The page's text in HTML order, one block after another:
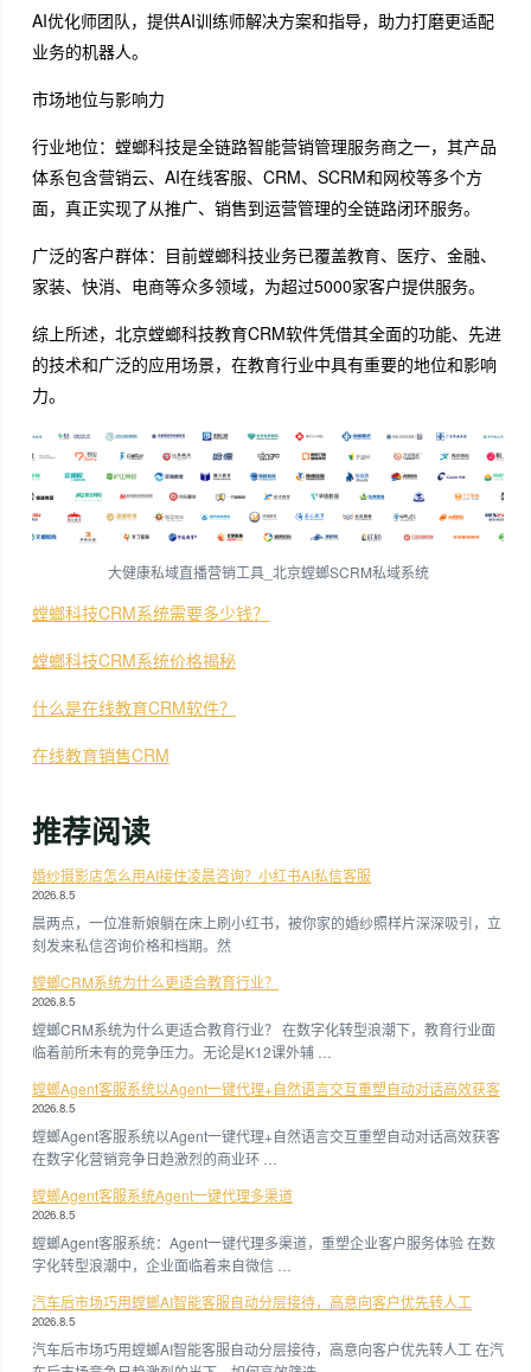
AI优化师团队，提供AI训练师解决方案和指导，助力打磨更适配
业务的机器人。
市场地位与影响力
行业地位：螳螂科技是全链路智能营销管理服务商之一，其产品
体系包含营销云、AI在线客服、CRM、SCRM和网校等多个方
面，真正实现了从推广、销售到运营管理的全链路闭环服务。
广泛的客户群体：目前螳螂科技业务已覆盖教育、医疗、金融、
家装、快消、电商等众多领域，为超过5000家客户提供服务。
综上所述，北京螳螂科技教育CRM软件凭借其全面的功能、先进
的技术和广泛的应用场景，在教育行业中具有重要的地位和影响
力。
大健康私域直播营销工具_北京螳螂SCRM私域系统
螳螂科技CRM系统需要多少钱？
螳螂科技CRM系统价格揭秘
什么是在线教育CRM软件？
在线教育销售CRM
推荐阅读
婚纱摄影店怎么用AI接住凌晨咨询？小红书AI私信客服
2026.8.5
晨两点，一位准新娘躺在床上刷小红书，被你家的婚纱照样片深深吸引，立
刻发来私信咨询价格和档期。然
螳螂CRM系统为什么更适合教育行业？
2026.8.5
螳螂CRM系统为什么更适合教育行业？ 在数字化转型浪潮下，教育行业面
临着前所未有的竞争压力。无论是K12课外辅 …
螳螂Agent客服系统以Agent一键代理+自然语言交互重塑自动对话高效获客
2026.8.5
螳螂Agent客服系统以Agent一键代理+自然语言交互重塑自动对话高效获客
在数字化营销竞争日趋激烈的商业环 …
螳螂Agent客服系统Agent一键代理多渠道
2026.8.5
螳螂Agent客服系统：Agent一键代理多渠道，重塑企业客户服务体验 在数
字化转型浪潮中，企业面临着来自微信 …
汽车后市场巧用螳螂AI智能客服自动分层接待，高意向客户优先转人工
2026.8.5
汽车后市场巧用螳螂AI智能客服自动分层接待，高意向客户优先转人工 在汽